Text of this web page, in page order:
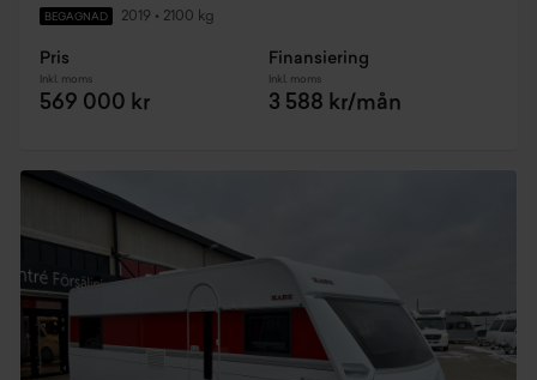
BEGAGNAD 2019 • 2100 kg
Pris
Inkl. moms
569 000 kr
Finansiering
Inkl. moms
3 588 kr/mån